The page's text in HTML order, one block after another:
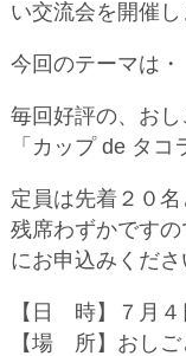
い交流会を開催し
今回のテーマは・
毎回好評の、お
「カップ de タコ
定員は先着２０名
残席わずかです
にお申込みくださ
【日 時】７月４
【場 所】おしご